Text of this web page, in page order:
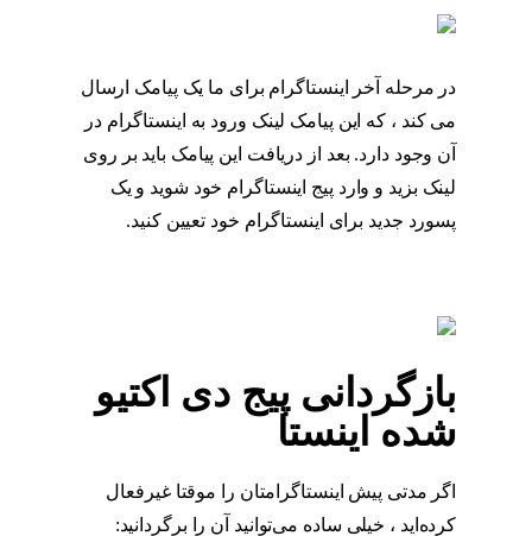
در مرحله آخر اینستاگرام برای ما یک پیامک ارسال
می کند ، که این پیامک لینک ورود به اینستاگرام در
آن وجود دارد. بعد از دریافت این پیامک باید بر روی
لینک بزید و وارد پیج اینستاگرام خود شوید و یک
پسورد جدید برای اینستاگرام خود تعیین کنید.
بازگردانی پیج دی اکتیو
شده اینستا
اگر مدتی پیش اینستاگرامتان را موقتا غیرفعال
کرده‌اید ، خیلی ساده می‌توانید آن را برگردانید: